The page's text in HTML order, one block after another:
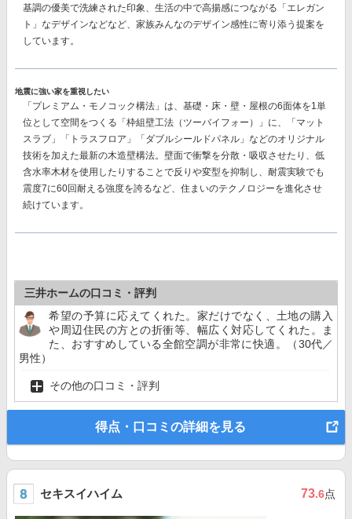
基調の優美で洗練された印象、生活の中で高揚感につながる「エレガン
ト」なデザインなどなど、 家族みんなのデザイン感性に寄り添う提案を
しています。
地震に強い家を重視したい
「プレミアム・モノコック構法」 は、基礎・床・壁・屋根の6面体を1単
位として空間をつくる「枠組壁工法（ツーバイフォー）」に、「マット
スラブ」「トラスフロア」「ダブルシールドパネル」などのオリジナル
技術を加えた最新の木造壁構法。壁面で衝撃を分散・吸収させたり、低
含水率木材を使用したりすることで反りや変型を抑制し、耐震実験でも
震度7に60回耐える強度を誇るなど、住まいのテクノロジーを進化させ
続けています。
三井ホームの口コミ・評判
希望の予算に応えてくれた。家だけでなく、土地の購入
や周辺住民の方との折衝等、幅広く対応してくれた。ま
た、おすすめしている全館空調が非常に快適。（30代／
男性）
その他の口コミ・評判
得点・口コミの詳細を見る
セキスイハイム 73.6点